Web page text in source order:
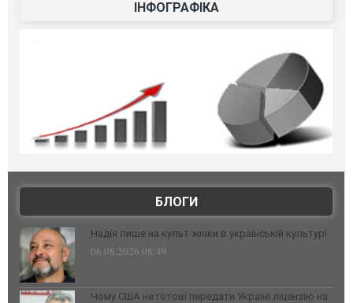
ІНФОГРАФІКА
БЛОГИ
Надія лише на культ жінки в українській культурі
06.08.2026 08:49
Чому США не готові передати Україні ліцензію на